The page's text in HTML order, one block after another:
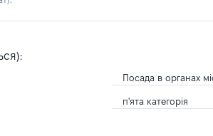
Посада в органах
п'ята категорія